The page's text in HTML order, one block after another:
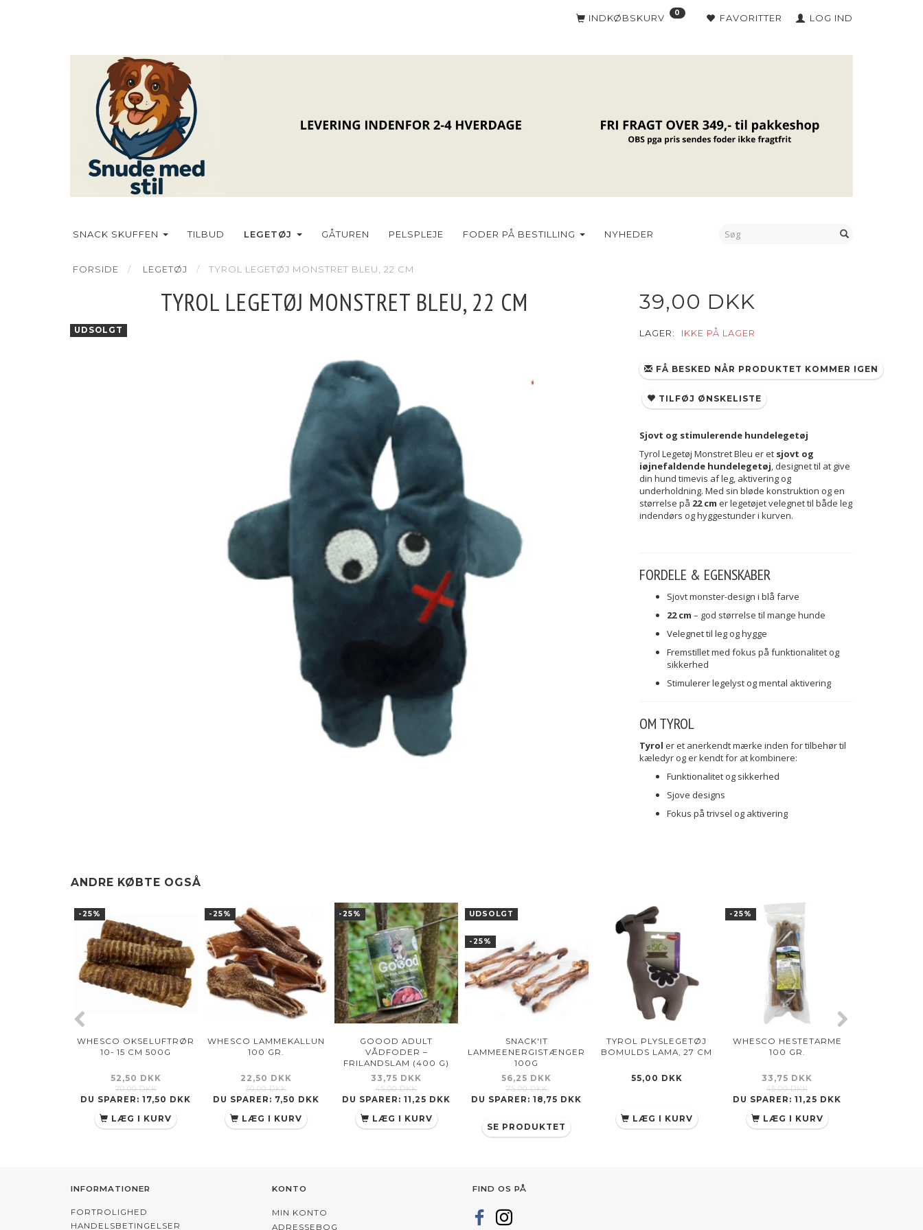
FAVORITTER LOG IND
INDKØBSKURV 0
SNACK SKUFFEN TILBUD LEGETØJ GÅTUREN PELSPLEJE FODER PÅ BESTILLING NYHEDER
FORSIDE LEGETØJ TYROL LEGETØJ MONSTRET BLEU, 22 CM
TYROL LEGETØJ MONSTRET BLEU, 22 CM
UDSOLGT
39,00 DKK
LAGER: IKKE PÅ LAGER
FÅ BESKED NÅR PRODUKTET KOMMER IGEN
TILFØJ ØNSKELISTE
Sjovt og stimulerende hundelegetøj
Tyrol Legetøj Monstret Bleu er et sjovt og
iøjnefaldende hundelegetøj, designet til at give
din hund timevis af leg, aktivering og
underholdning. Med sin bløde konstruktion og en
størrelse på 22 cm er legetøjet velegnet til både leg
indendørs og hyggestunder i kurven.
FORDELE & EGENSKABER
Sjovt monster-design i blå farve
22 cm – god størrelse til mange hunde
Velegnet til leg og hygge
Fremstillet med fokus på funktionalitet og
sikkerhed
Stimulerer legelyst og mental aktivering
OM TYROL
Tyrol er et anerkendt mærke inden for tilbehør til
kæledyr og er kendt for at kombinere:
Funktionalitet og sikkerhed
Sjove designs
Fokus på trivsel og aktivering
ANDRE KØBTE OGSÅ
-25%
WHESCO OKSELUFTRØR
10- 15 CM 500G
52,50 DKK
70,00 DKK
DU SPARER:17,50 DKK
LÆG I KURV
-25%
WHESCO LAMMEKALLUN
100 GR.
22,50 DKK
30,00 DKK
DU SPARER: 7,50 DKK
LÆG I KURV
-25%
GOOOD ADULT
VÅDFODER –
FRILANDSLAM (400 G)
33,75 DKK
45,00 DKK
DU SPARER:11,25 DKK
LÆG I KURV
UDSOLGT
-25%
SNACK'IT
LAMMEENERGISTÆNGER
100G
56,25 DKK
75,00 DKK
DU SPARER:18,75 DKK
SE PRODUKTET
TYROL PLYSLEGETØJ
BOMULDS LAMA, 27 CM
55,00 DKK
LÆG I KURV
-25%
WHESCO HESTETARME
100 GR.
33,75 DKK
45,00 DKK
DU SPARER:11,25 DKK
LÆG I KURV
INFORMATIONER
FORTROLIGHED
HANDELSBETINGELSER
KONTO
MIN KONTO
ADRESSEBOG
FIND OS PÅ